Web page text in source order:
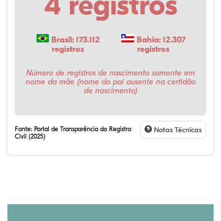
Brasil: 173.112
registros
Bahia: 12.307
registros
Número de registros de nascimento somente em
nome da mãe (nome do pai ausente na certidão
de nascimento)
Fonte: Portal de Transparência do Registro
Civil (2025)
Notas Técnicas